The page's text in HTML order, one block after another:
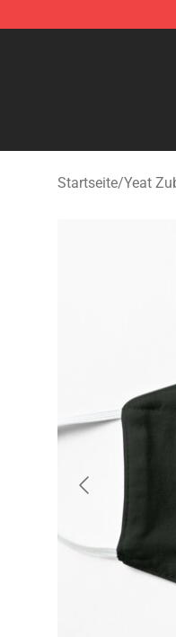
Yeat Shop -
Startseite/Yeat